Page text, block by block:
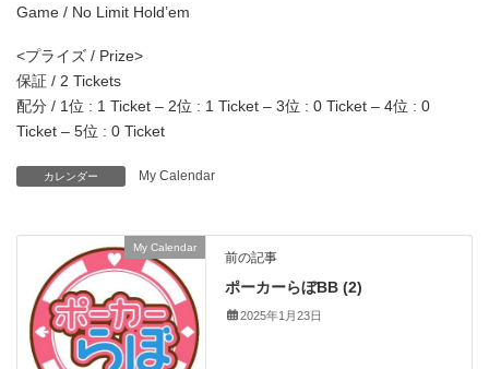
Game / No Limit Hold’em
<プライズ / Prize>
保証 / 2 Tickets
配分 / 1位 : 1 Ticket – 2位 : 1 Ticket – 3位 : 0 Ticket – 4位 : 0
Ticket – 5位 : 0 Ticket
カレンダー My Calendar
My Calendar
前の記事
ポーカーらぼBB (2)
2025年1月23日